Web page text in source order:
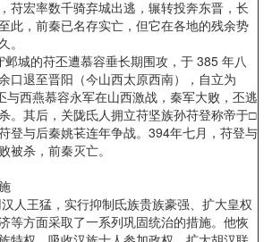
苻宏率数千骑弃城出逃，辗转投奔东晋，长
此，前秦已名存实亡，但它在各地的残余势
。
城的苻丕遭慕容垂长期围攻，于 385 年八
口退至晋阳（今山西太原西南），自立为
与西燕慕容永军在山西激战，秦军大败，丕逃
。其后，关陇氐人拥立苻坚族孙苻登称帝于□
登与后秦姚苌连年争战。394年七月，苻登与
被杀，前秦灭亡。
王猛，实行抑制氐族贵族豪强、扩大皇权
等方面采取了一系列巩固统治的措施。他恢